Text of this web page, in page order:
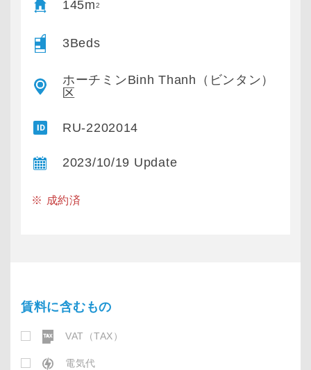
145m2
3Beds
ホーチミンBinh Thanh（ビンタン）
区
RU-2202014
2023/10/19 Update
※ 成約済
賃料に含むもの
VAT（TAX）
電気代